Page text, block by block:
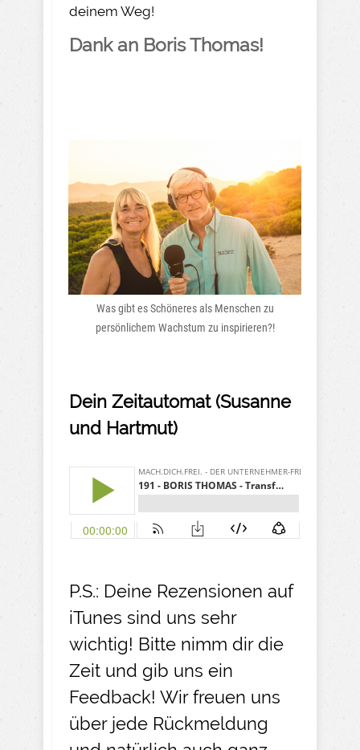
deinem Weg!
Dank an Boris Thomas!
Was gibt es Schöneres als Menschen zu
persönlichem Wachstum zu inspirieren?!
Dein Zeitautomat (Susanne
und Hartmut)
P.S.: Deine Rezensionen auf
iTunes sind uns sehr
wichtig! Bitte nimm dir die
Zeit und gib uns ein
Feedback! Wir freuen uns
über jede Rückmeldung